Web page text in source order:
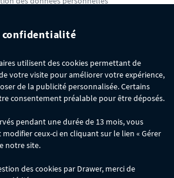
Gérer mes cookies
300€ d'achat, avec le code BIKINI30
500€ d'achat, avec le code BIKINI50
et BIKINI100 ne sont valables que sur
confidentialité
utilisent des cookies permettant de
votre visite pour améliorer votre expérience,
de la publicité personnalisée. Certains
consentement préalable pour être déposés.
pendant une durée de 13 mois, vous
ceux-ci en cliquant sur le lien « Gérer
notre site.
des cookies par Drawer, merci de